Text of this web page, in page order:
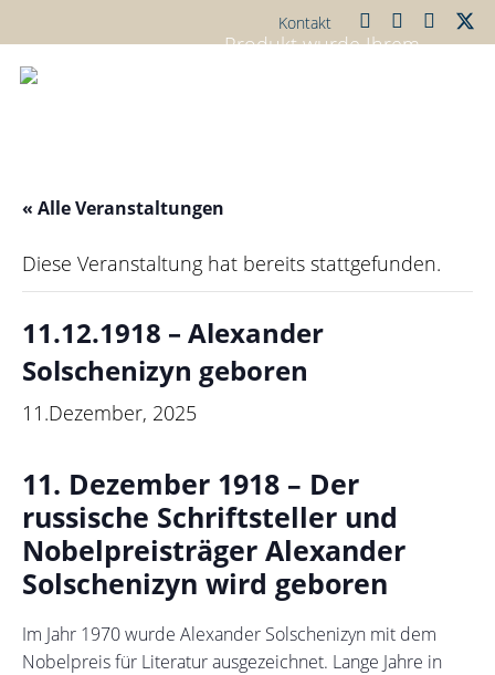
Kontakt
Produktwurde Ihrem
« Alle Veranstaltungen
Diese Veranstaltung hat bereits stattgefunden.
11.12.1918 – Alexander
Solschenizyn geboren
11.Dezember, 2025
11. Dezember 1918 – Der
russische Schriftsteller und
Nobelpreisträger Alexander
Solschenizyn wird geboren
Im Jahr 1970 wurde Alexander Solschenizyn mit dem
Nobelpreis für Literatur ausgezeichnet. Lange Jahre in